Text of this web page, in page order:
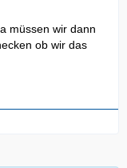
müssen wir dann
ob wir das